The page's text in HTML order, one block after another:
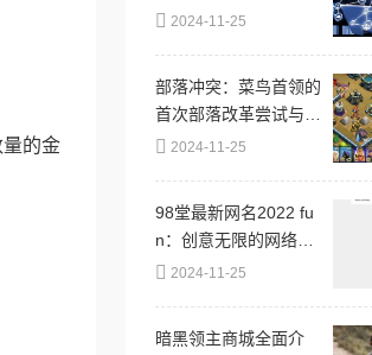
的金
暗产业链与受害者的无
2024-11-25
部落冲突：菜鸟首领的
首次部落改革尝试与初
体验纪实
2024-11-25
98堂最新网名2022 fu
n：创意无限的网络昵
称推荐与使用技巧分
2024-11-25
暗黑领主商城全面介